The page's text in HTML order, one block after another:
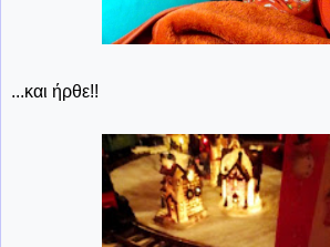
...και ήρθε!!